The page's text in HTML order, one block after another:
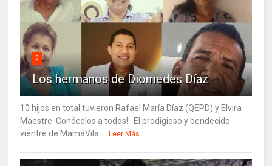
3
Los hermanos de Diomedes Díaz
10 hijos en total tuvieron Rafael María Díaz (QEPD) y Elvira
Maestre. Conócelos a todos!. El prodigioso y bendecido
vientre de MamáVila ...
Leer Más